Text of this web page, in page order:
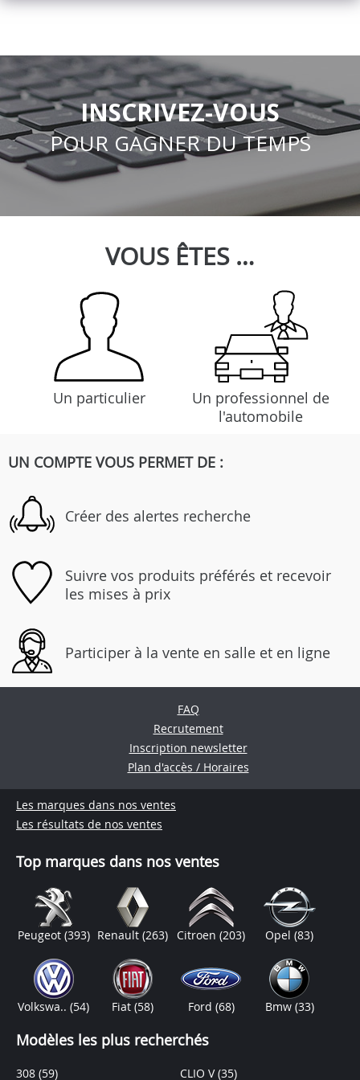
INSCRIVEZ-VOUS
POUR GAGNER DU TEMPS
VOUS ÊTES …
Un particulier
Un professionnel de
l'automobile
UN COMPTE VOUS PERMET DE :
Créer des alertes recherche
Suivre vos produits préférés et recevoir
les mises à prix
Participer à la vente en salle et en ligne
FAQ
Recrutement
Inscription newsletter
Plan d'accès / Horaires
Les marques dans nos ventes
Les résultats de nos ventes
Top marques dans nos ventes
Peugeot (393) Renault (263) Citroen(203) Opel(83)
Volkswa..(54) Fiat (58) Ford (68) Bmw (33)
Modèles les plus recherchés
308 (59) CLIO V(35)